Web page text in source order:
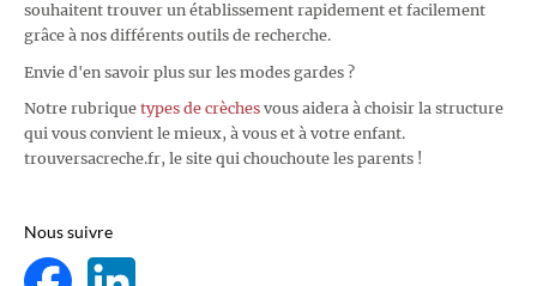
souhaitent trouver un établissement rapidement et facilement
grâce à nos différents outils de recherche.
Envie d'en savoir plus sur les modes gardes ?
Notre rubrique types de crèches vous aidera à choisir la structure
qui vous convient le mieux, à vous et à votre enfant.
trouversacreche.fr, le site qui chouchoute les parents !
Nous suivre